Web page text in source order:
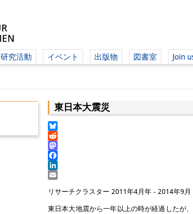
研究活動 イベント 出版物 図書室 Join
東日本大震災
Bluesky
Reddit
Mastodon
Facebook
LinkedIn
リサーチクラスター 2011年4月年 - 2014年9月
東日本大地震から一年以上の時が経過したが